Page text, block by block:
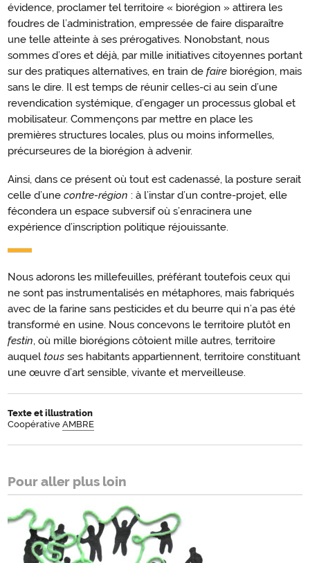
évidence, proclamer tel territoire « biorégion » attirera les
foudres de l’administration, empressée de faire disparaître
une telle atteinte à ses prérogatives. Nonobstant, nous
sommes d’ores et déjà, par mille initiatives citoyennes portant
sur des pratiques alternatives, en train de faire biorégion, mais
sans le dire. Il est temps de réunir celles-ci au sein d’une
revendication systémique, d’engager un processus global et
mobilisateur. Commençons par mettre en place les
premières structures locales, plus ou moins informelles,
précurseures de la biorégion à advenir.
Ainsi, dans ce présent où tout est cadenassé, la posture serait
celle d’une contre-région : à l’instar d’un contre-projet, elle
fécondera un espace subversif où s’enracinera une
expérience d’inscription politique réjouissante.
Nous adorons les millefeuilles, préférant toutefois ceux qui
ne sont pas instrumentalisés en métaphores, mais fabriqués
avec de la farine sans pesticides et du beurre qui n’a pas été
transformé en usine. Nous concevons le territoire plutôt en
festin, où mille biorégions côtoient mille autres, territoire
auqueltous ses habitants appartiennent, territoire constituant
une œuvre d’art sensible, vivante et merveilleuse.
Texte et illustration
Coopérative AMBRE
Pour aller plus loin